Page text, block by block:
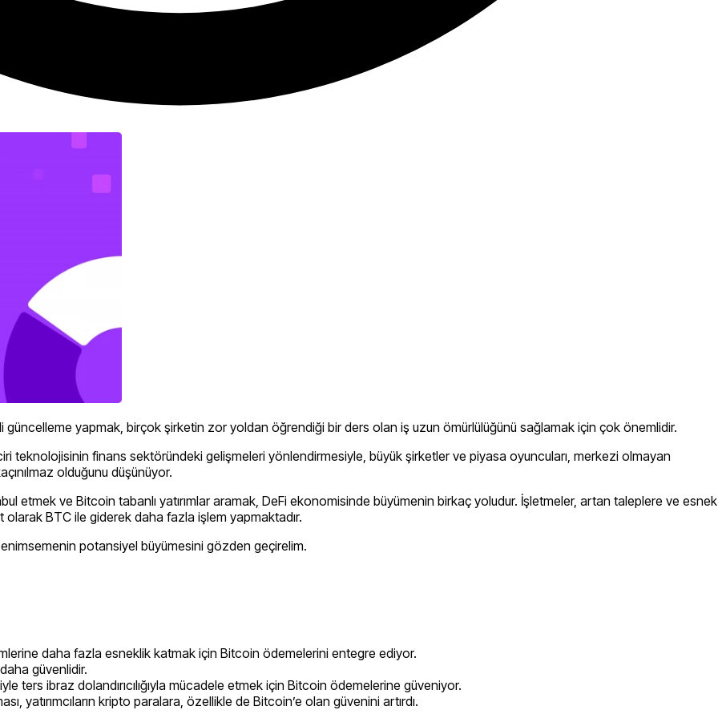
yapmak, birçok şirketin zor yoldan öğrendiği bir ders olan iş uzun ömürlülüğünü sağlamak için çok önemlidir.
teknolojisinin finans sektöründeki gelişmeleri yönlendirmesiyle, büyük şirketler ve piyasa oyuncuları, merkezi olmayan
olduğunu düşünüyor.
etmek ve Bitcoin tabanlı yatırımlar aramak, DeFi ekonomisinde büyümenin birkaç yoludur. İşletmeler, artan taleplere ve esnek
BTC ile giderek daha fazla işlem yapmaktadır.
potansiyel büyümesini gözden geçirelim.
daha fazla esneklik katmak için Bitcoin ödemelerini entegre ediyor.
güvenlidir.
ters ibraz dolandırıcılığıyla mücadele etmek için Bitcoin ödemelerine güveniyor.
yatırımcıların kripto paralara, özellikle de Bitcoin’e olan güvenini artırdı.